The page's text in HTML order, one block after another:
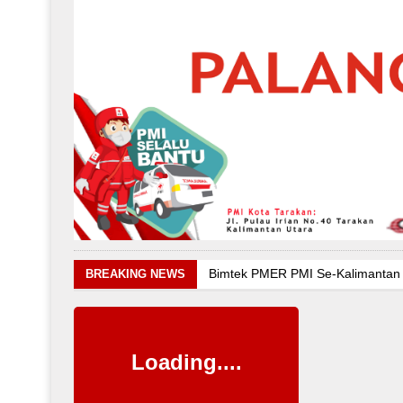
BREAKING NEWS Bimtek PMER PMI Se-Kalimantan
Kebakaran Yang Terjadi Daerah
Loading....